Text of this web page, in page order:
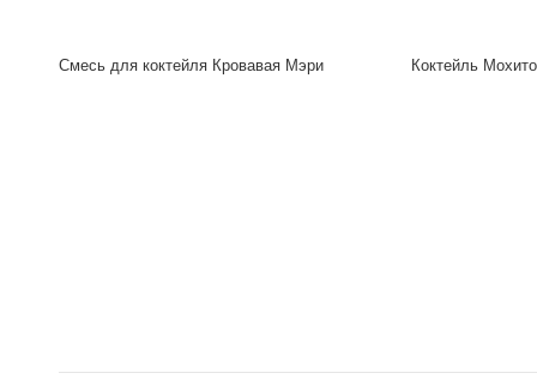
Смесь для коктейля Кровавая Мэри Коктейль